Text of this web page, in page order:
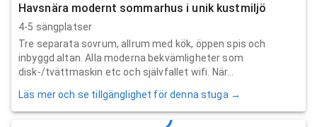
Havsnära modernt sommarhus i unik kustmiljö
4-5 sängplatser
Tre separata sovrum, allrum med kök, öppen spis och
inbyggd altan. Alla moderna bekvämligheter som
disk-/tvättmaskin etc och självfallet wifi. När...
Läs mer och se tillgänglighet för denna stuga →